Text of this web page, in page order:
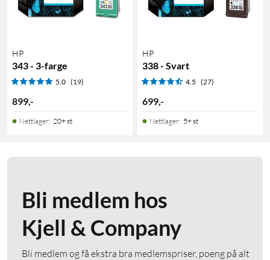
HP
343 - 3-farge
5.0 (19)
899,-
Nettlager: 20+ st
HP
338 - Svart
4.5 (27)
699,-
Nettlager: 5+ st
Bli medlem hos
Kjell & Company
Bli medlem og få ekstra bra medlemspriser, poeng på alt